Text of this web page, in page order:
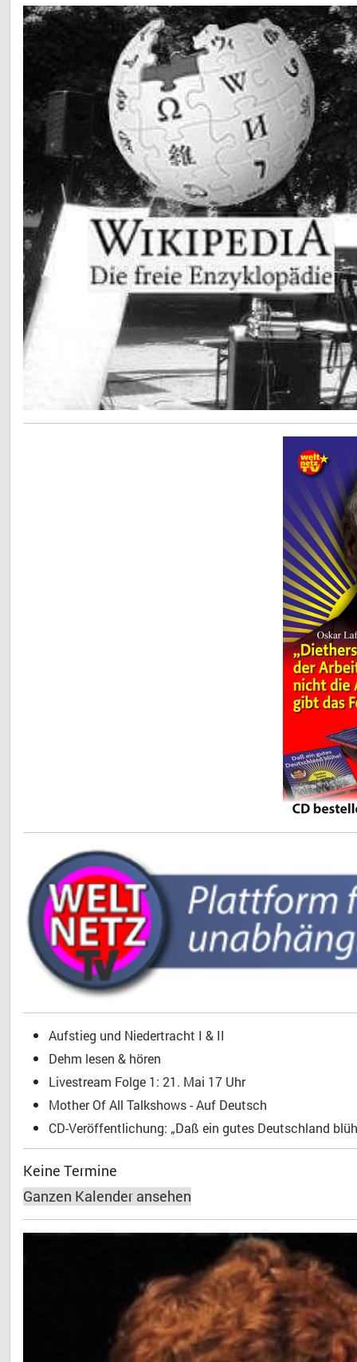
Aufstieg und Niedertracht I & II
Dehm lesen & hören
Livestream Folge 1: 21. Mai 17 Uhr
Mother Of All Talkshows - Auf Deutsch
CD-Veröffentlichung: „Daß ein gutes Deutschland
Keine Termine
Ganzen Kalender ansehen